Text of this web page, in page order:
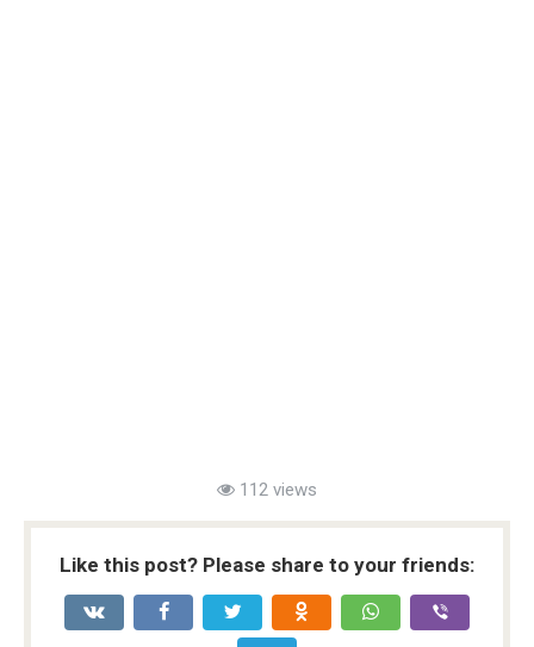
112 views
Like this post? Please share to your friends: